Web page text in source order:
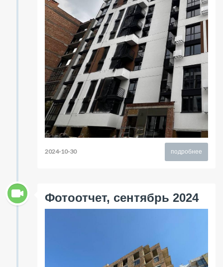
подробнее
2024-10-30
Фотоотчет, сентябрь 2024